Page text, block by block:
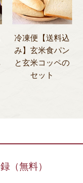
冷凍便【送料込
み】玄米食パン
と玄米コッペの
セット
（無料）